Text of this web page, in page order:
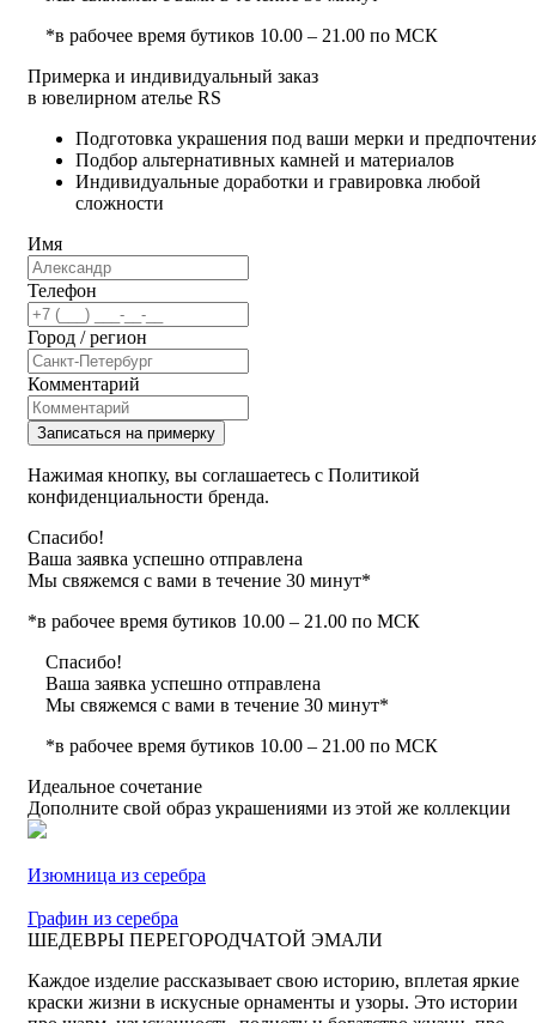
*в рабочее время бутиков 10.00 – 21.00 по МСК
Примерка и индивидуальный заказ
в ювелирном ателье RS
Подготовка украшения под ваши мерки и
Подбор альтернативных камней и материалов
Индивидуальные доработки и гравировка любой
сложности
Имя
Телефон
Город / регион
Комментарий
Записаться на примерку
Нажимая кнопку, вы соглашаетесь с Политикой
конфиденциальности бренда.
Спасибо!
Ваша заявка успешно отправлена
Мы свяжемся с вами в течение 30 минут*
*в рабочее время бутиков 10.00 – 21.00 по МСК
Спасибо!
Ваша заявка успешно отправлена
Мы свяжемся с вами в течение 30 минут*
*в рабочее время бутиков 10.00 – 21.00 по МСК
Идеальное сочетание
Дополните свой образ украшениями из этой же коллекции
Изюмница из серебра
Графин из серебра
ШЕДЕВРЫ ПЕРЕГОРОДЧАТОЙ ЭМАЛИ
Каждое изделие рассказывает свою историю, вплетая яркие
краски жизни в искусные орнаменты и узоры. Это истории